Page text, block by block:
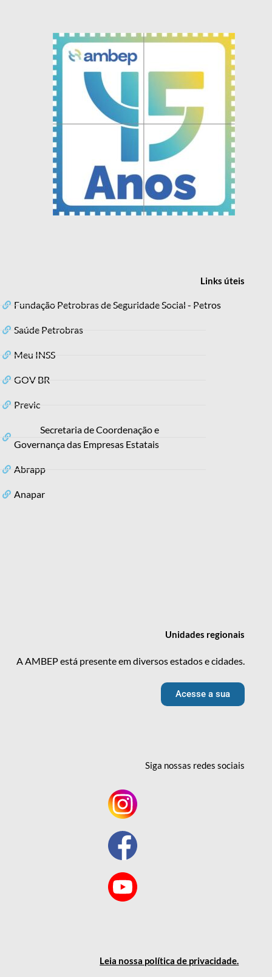
Linksúteis
Fundação Petrobras de Seguridade Social - Petros
Saúde Petrobras
Meu INSS
GOV BR
Previc
Secretaria de Coordenação e
Governança das Empresas Estatais
Abrapp
Anapar
Unidades regionais
A AMBEP está presente em diversos estados e cidades.
Acesse a sua
Siga nossas redessociais
Leia nossa política de privacidade.